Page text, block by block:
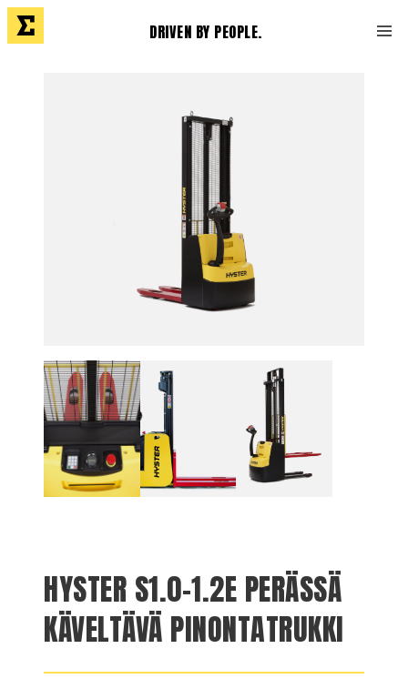
DRIVEN BY PEOPLE.
HYSTER S1.0-1.2E PERÄSSÄ
KÄVELTÄVÄ PINONTATRUKKI